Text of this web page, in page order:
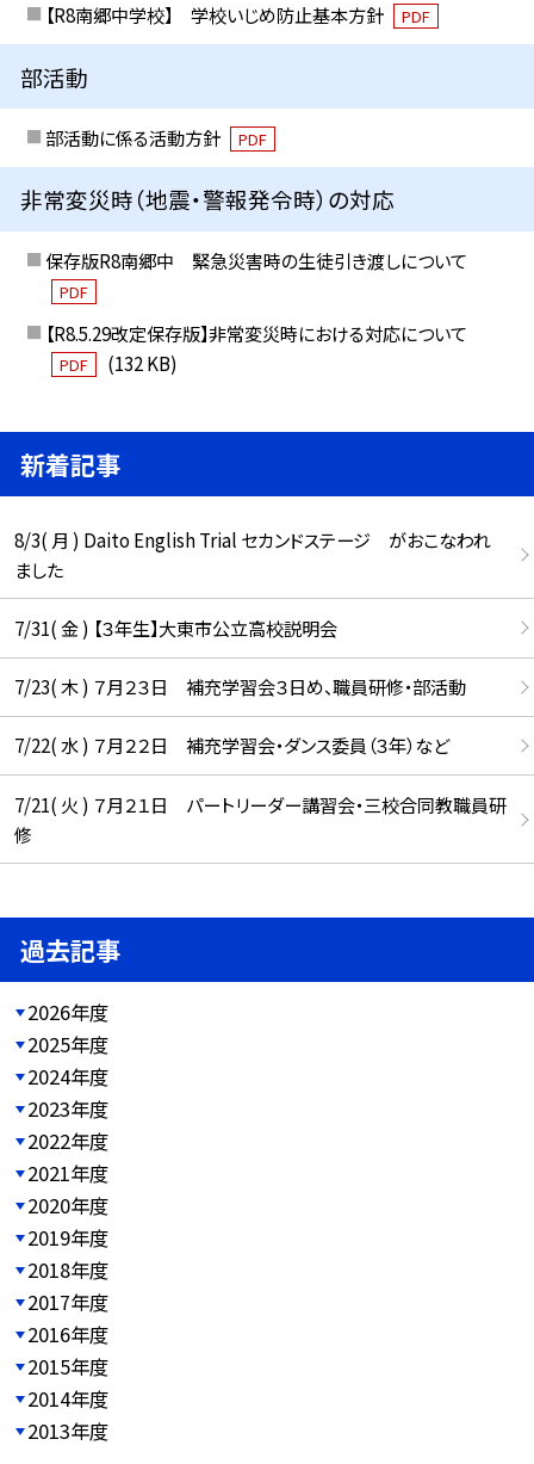
【R8南郷中学校】 学校いじめ防止基本方針 PDF
部活動
部活動に係る活動方針 PDF
非常変災時（地震・警報発令時）の対応
保存版R8南郷中 緊急災害時の生徒引き渡しについて
PDF
【R8.5.29改定保存版】非常変災時における対応について
PDF (132 KB)
新着記事
8/3( 月 ) Daito English Trial セカンドステージ がおこなわれ
ました
7/31( 金 ) 【３年生】大東市公立高校説明会
7/23( 木 ) ７月２３日 補充学習会３日め、職員研修・部活動
7/22( 水 ) ７月２２日 補充学習会・ダンス委員（３年）など
7/21( 火 ) ７月２１日 パートリーダー講習会・三校合同教職員研
修
過去記事
2026年度
2025年度
2024年度
2023年度
2022年度
2021年度
2020年度
2019年度
2018年度
2017年度
2016年度
2015年度
2014年度
2013年度